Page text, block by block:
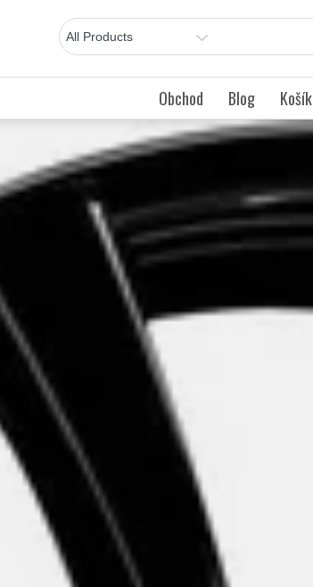
Obchod Blog Košík